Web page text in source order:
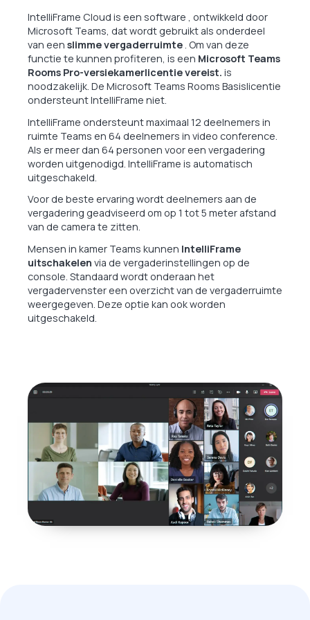
IntelliFrame Cloud is een software , ontwikkeld door
Microsoft Teams, dat wordt gebruikt als onderdeel
van een slimme vergaderruimte. Om van deze
functie te kunnen profiteren, is een Microsoft Teams
Rooms Pro-versiekamerlicentie vereist. is
noodzakelijk. De Microsoft Teams Rooms Basislicentie
ondersteunt IntelliFrame niet.
IntelliFrame ondersteunt maximaal 12 deelnemers in
ruimte Teams en 64 deelnemers in video conference.
Als er meer dan 64 personen voor een vergadering
worden uitgenodigd. IntelliFrame is automatisch
uitgeschakeld.
Voor de beste ervaring wordt deelnemers aan de
vergadering geadviseerd om op 1 tot 5 meter afstand
van de camera te zitten.
Mensen in kamer Teams kunnen IntelliFrame
uitschakelen via de vergaderinstellingen op de
console. Standaard wordt onderaan het
vergadervenster een overzicht van de vergaderruimte
weergegeven. Deze optie kan ook worden
uitgeschakeld.